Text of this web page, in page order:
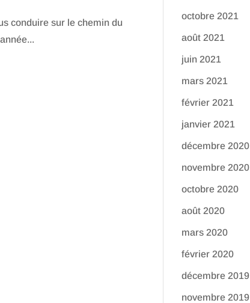
conduire sur le chemin du
octobre 2021
août 2021
juin 2021
mars 2021
février 2021
janvier 2021
décembre 2020
novembre 2020
octobre 2020
août 2020
mars 2020
février 2020
décembre 2019
novembre 2019